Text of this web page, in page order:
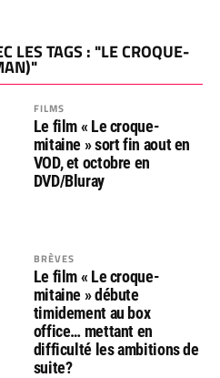
LES TAGS : "LE CROQUE-
FILMS
Le film « Le croque-
mitaine » sort fin aout en
VOD, et octobre en
DVD/Bluray
BRÈVES
Le film « Le croque-
mitaine » débute
timidement au box
office… mettant en
difficulté les ambitions de
suite?